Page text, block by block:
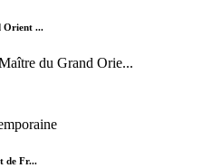
Orient ...
du Grand Orie...
de Fr...